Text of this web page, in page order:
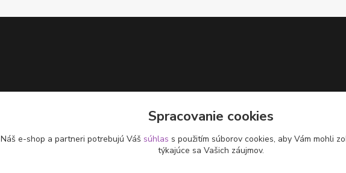
Spracovanie cookies
Náš e-shop a partneri potrebujú Váš súhlas s použitím súborov cookies, aby Vám mohli
týkajúce sa Vašich záujmov.